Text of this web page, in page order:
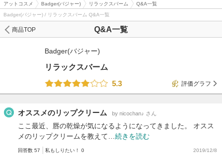
アットコスメ Badger(バジャー) リラックスバーム
Q&A一覧
Badger(バジャー) / リラックスバーム Q&A一覧
Q&A一覧
商品TOP
Badger(バジャー)
リラックスバーム
5.3
評価グラフ
オススメのリップクリーム by nicochan♪ さん
ここ最近、唇の乾燥が気になるようになってきました。 オスス
メのリップクリームを教えて… 続きを読む
回答数 57 私もしりたい！ 0 2019/12/8